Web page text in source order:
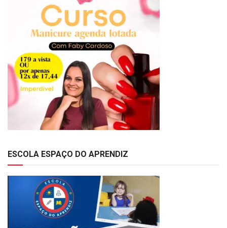
ESCOLA ESPAÇO DO APRENDIZ